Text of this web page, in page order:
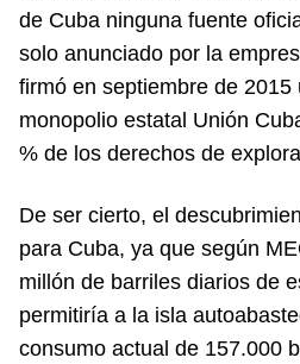
de Cuba ninguna fuente
solo anunciado por la
firmó en septiembre de 2015
monopolio estatal Unión
% de los derechos de
De ser cierto, el
para Cuba, ya que según
millón de barriles diarios de
permitiría a la isla
consumo actual de 157.000